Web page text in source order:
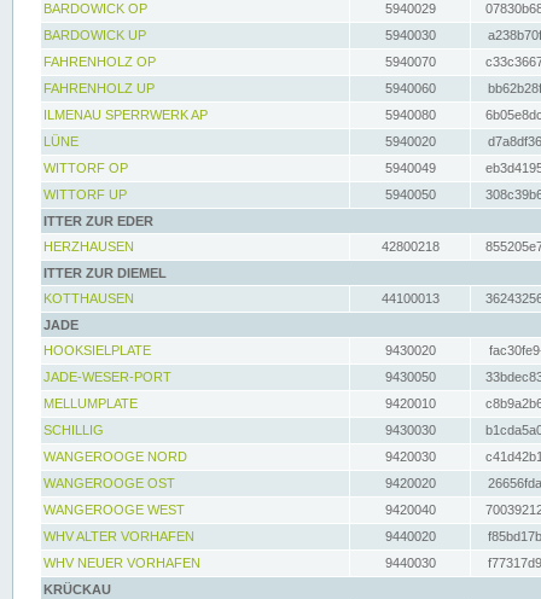
BARDOWICK OP
5940029
BARDOWICK UP
5940030
FAHRENHOLZ OP
5940070
FAHRENHOLZ UP
5940060
ILMENAU SPERRWERK AP
5940080
LÜNE
5940020
WITTORF OP
5940049
WITTORF UP
5940050
ITTER ZUR EDER
HERZHAUSEN
42800218
ITTER ZUR DIEMEL
KOTTHAUSEN
44100013
JADE
HOOKSIELPLATE
9430020
JADE-WESER-PORT
9430050
MELLUMPLATE
9420010
SCHILLIG
9430030
WANGEROOGE NORD
9420030
WANGEROOGE OST
9420020
WANGEROOGE WEST
9420040
WHV ALTER VORHAFEN
9440020
WHV NEUER VORHAFEN
9440030
KRÜCKAU